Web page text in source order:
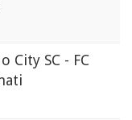
City SC - FC